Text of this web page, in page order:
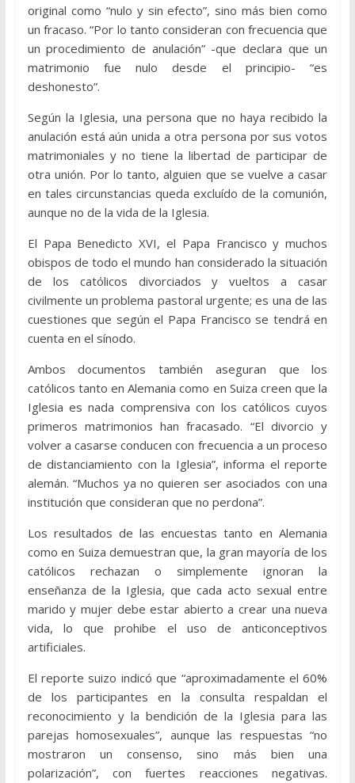
original como “nulo y sin efecto”, sino más bien como
un fracaso. “Por lo tanto consideran con frecuencia que
un procedimiento de anulación” -que declara que un
matrimonio fue nulo desde el principio- “es
deshonesto”.
Según la Iglesia, una persona que no haya recibido la
anulación está aún unida a otra persona por sus votos
matrimoniales y no tiene la libertad de participar de
otra unión. Por lo tanto, alguien que se vuelve a casar
en tales circunstancias queda excluído de la comunión,
aunque no de la vida de la Iglesia.
El Papa Benedicto XVI, el Papa Francisco y muchos
obispos de todo el mundo han considerado la situación
de los católicos divorciados y vueltos a casar
civilmente un problema pastoral urgente; es una de las
cuestiones que según el Papa Francisco se tendrá en
cuenta en el sínodo.
Ambos documentos también aseguran que los
católicos tanto en Alemania como en Suiza creen que la
Iglesia es nada comprensiva con los católicos cuyos
primeros matrimonios han fracasado. “El divorcio y
volver a casarse conducen con frecuencia a un proceso
de distanciamiento con la Iglesia”, informa el reporte
alemán. “Muchos ya no quieren ser asociados con una
institución que consideran que no perdona”.
Los resultados de las encuestas tanto en Alemania
como en Suiza demuestran que, la gran mayoría de los
católicos rechazan o simplemente ignoran la
enseñanza de la Iglesia, que cada acto sexual entre
marido y mujer debe estar abierto a crear una nueva
vida, lo que prohibe el uso de anticonceptivos
artificiales.
El reporte suizo indicó que “aproximadamente el 60%
de los participantes en la consulta respaldan el
reconocimiento y la bendición de la Iglesia para las
parejas homosexuales”, aunque las respuestas “no
mostraron un consenso, sino más bien una
polarización”, con fuertes reacciones negativas.